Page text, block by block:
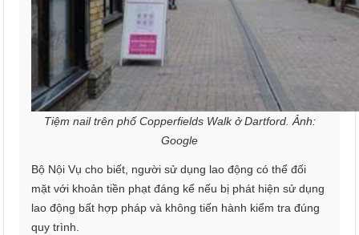
Tiệm nail trên phố Copperfields Walk ở Dartford. Ảnh:
Google
Bộ Nội Vụ cho biết, người sử dụng lao động có thể đối
mặt với khoản tiền phạt đáng kể nếu bị phát hiện sử dụng
lao động bất hợp pháp và không tiến hành kiểm tra đúng
quy trình.